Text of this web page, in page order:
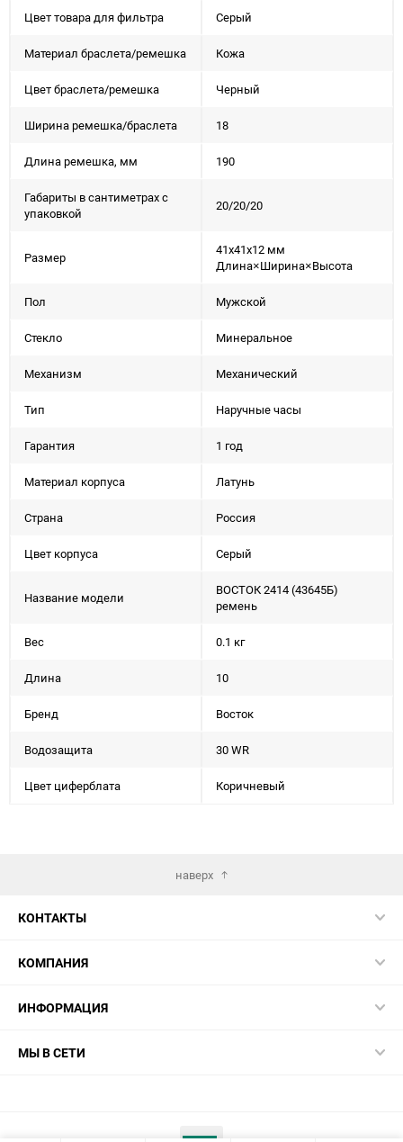
Цвет товара для фильтра Серый
Материал браслета/ремешка Кожа
Цвет браслета/ремешка Черный
Ширина ремешка/браслета 18
Длина ремешка, мм 190
Габариты в сантиметрах с
упаковкой
20/20/20
Размер
41x41x12 мм
Длина×Ширина×Высота
Пол Мужской
Стекло Минеральное
Механизм Механический
Тип Наручные часы
Гарантия 1 год
Материал корпуса Латунь
Страна Россия
Цвет корпуса Серый
Название модели
ВОСТОК 2414 (43645Б)
ремень
Вес 0.1 кг
Длина 10
Бренд Восток
Водозащита 30 WR
Цвет циферблата Коричневый
наверх
КОНТАКТЫ
КОМПАНИЯ
ИНФОРМАЦИЯ
МЫ В СЕТИ